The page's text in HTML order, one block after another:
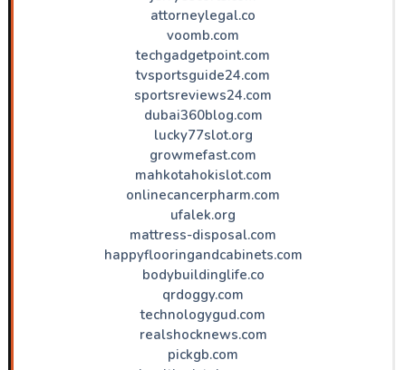
attorneylegal.co
voomb.com
techgadgetpoint.com
tvsportsguide24.com
sportsreviews24.com
dubai360blog.com
lucky77slot.org
growmefast.com
mahkotahokislot.com
onlinecancerpharm.com
ufalek.org
mattress-disposal.com
happyflooringandcabinets.com
bodybuildinglife.co
qrdoggy.com
technologygud.com
realshocknews.com
pickgb.com